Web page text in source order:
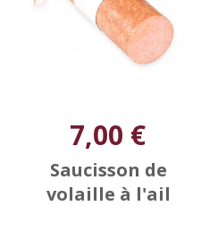
7,00 €
Saucisson de
volaille à l'ail